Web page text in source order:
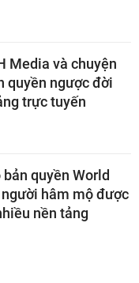
Media và chuyện
quyền ngược đời
trực tuyến
quyền World
người hâm mộ được
nền tảng